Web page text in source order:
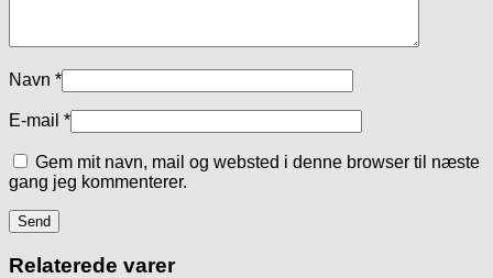
Navn *
E-mail *
Gem mit navn, mail og websted i denne browser til næste
gang jeg kommenterer.
Relaterede varer